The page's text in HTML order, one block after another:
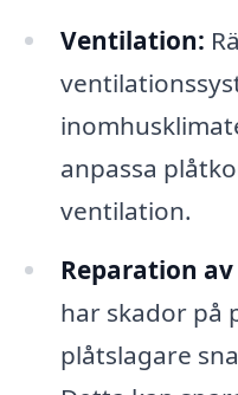
Ventilation:
anpassa
ventilation.
Reparation
har skador på
plåtslagare